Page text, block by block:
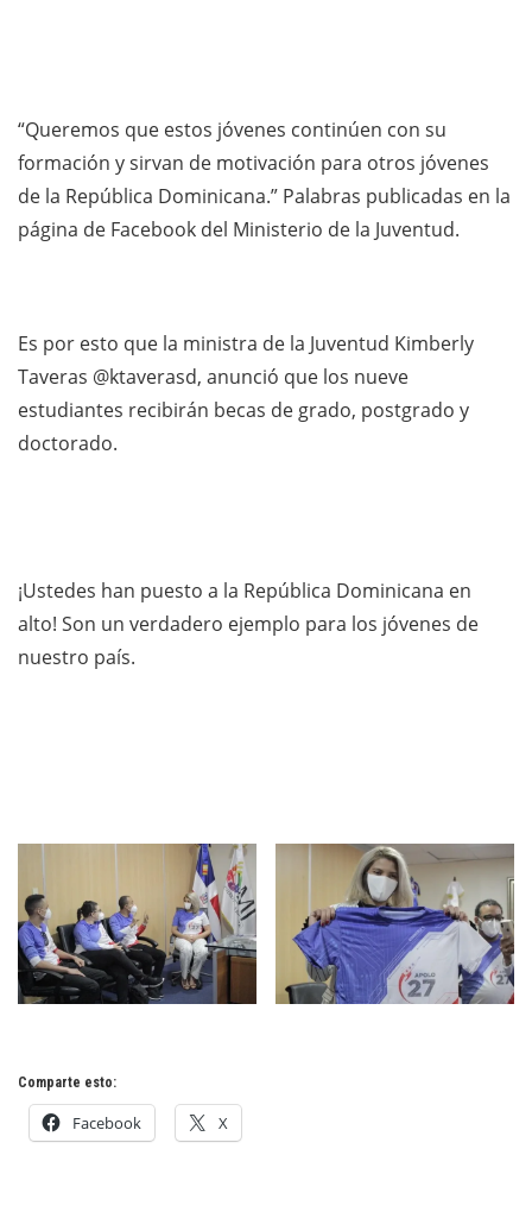
“Queremos que estos jóvenes continúen con su
formación y sirvan de motivación para otros jóvenes
de la República Dominicana.” Palabras publicadas en la
página de Facebook del Ministerio de la Juventud.
Es por esto que la ministra de la Juventud Kimberly
Taveras @ktaverasd, anunció que los nueve
estudiantes recibirán becas de grado, postgrado y
doctorado. ⁣⁣
¡Ustedes han puesto a la República Dominicana en
alto! Son un verdadero ejemplo para los jóvenes de
nuestro país.⁣⁣
Comparte esto:
Facebook X